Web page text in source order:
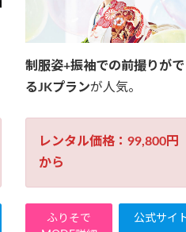
制服姿+振袖での前撮りがで
るJKプランが人気。
レンタル価格：99,800円
から
ふりそで
公式サイ